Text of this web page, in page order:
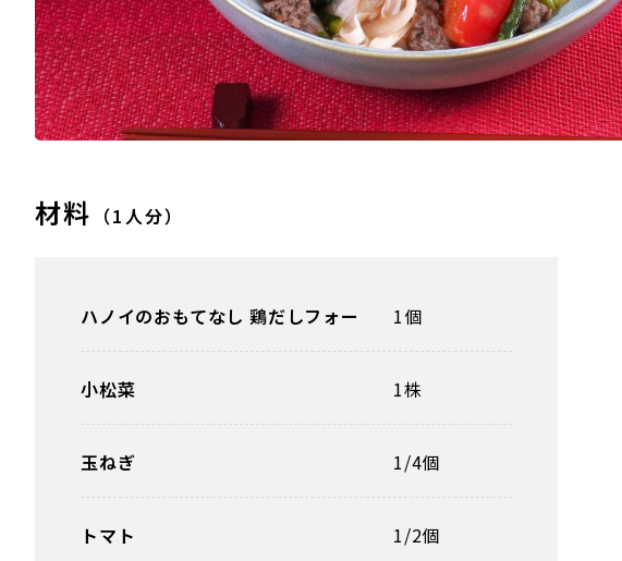
材料 （1人分）
ハノイのおもてなし 鶏だしフォー 1個
小松菜 1株
玉ねぎ 1/4個
トマト 1/2個